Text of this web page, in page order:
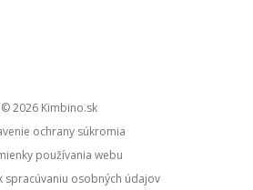
© 2026
kimbino.sk
ochrany súkromia
používania webu
spracúvaniu osobných údajov